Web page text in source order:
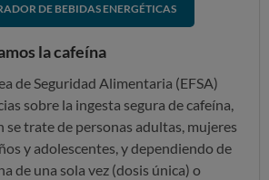
DE BEBIDAS ENERGÉTICAS
la cafeína
de Seguridad Alimentaria (EFSA)
sobre la ingesta segura de cafeína,
se trate de personas adultas, mujeres
y adolescentes, y dependiendo de
de una sola vez (dosis única) o